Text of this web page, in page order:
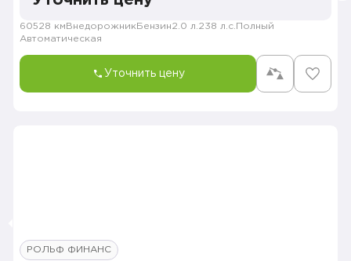
60528 км Внедорожник Бензин2.0 л. 238 л.с. Полный
Автоматическая
Уточнить цену
РОЛЬФ ФИНАНС